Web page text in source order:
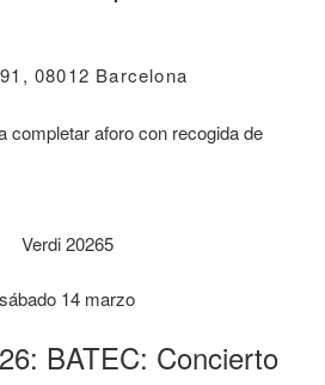
08012 Barcelona
completar aforo con recogida de
BATEC: Concierto